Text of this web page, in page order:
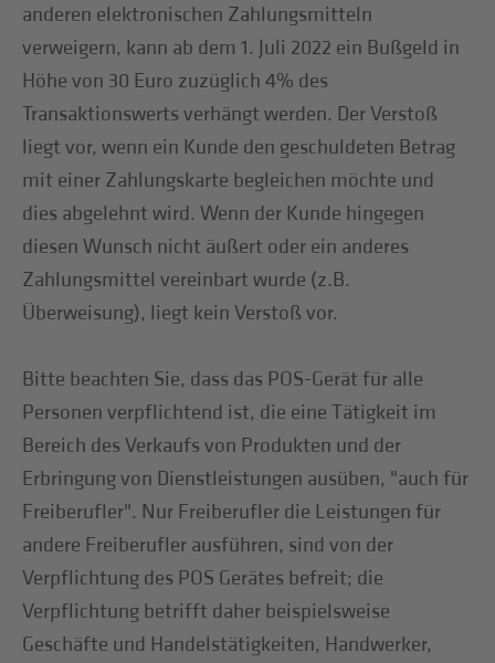
anderen elektronischen Zahlungsmitteln
verweigern, kann ab dem 1. Juli 2022 ein Bußgeld in
Höhe von 30 Euro zuzüglich 4% des
Transaktionswerts verhängt werden. Der Verstoß
liegt vor, wenn ein Kunde den geschuldeten Betrag
mit einer Zahlungskarte begleichen möchte und
dies abgelehnt wird. Wenn der Kunde hingegen
diesen Wunsch nicht äußert oder ein anderes
Zahlungsmittel vereinbart wurde (z.B.
Überweisung), liegt kein Verstoß vor.
Bitte beachten Sie, dass das POS-Gerät für alle
Personen verpflichtend ist, die eine Tätigkeit im
Bereich des Verkaufs von Produkten und der
Erbringung von Dienstleistungen ausüben, "auch für
Freiberufler". Nur Freiberufler die Leistungen für
andere Freiberufler ausführen, sind von der
Verpflichtung des POS Gerätes befreit; die
Verpflichtung betrifft daher beispielsweise
Geschäfte und Handelstätigkeiten, Handwerker,